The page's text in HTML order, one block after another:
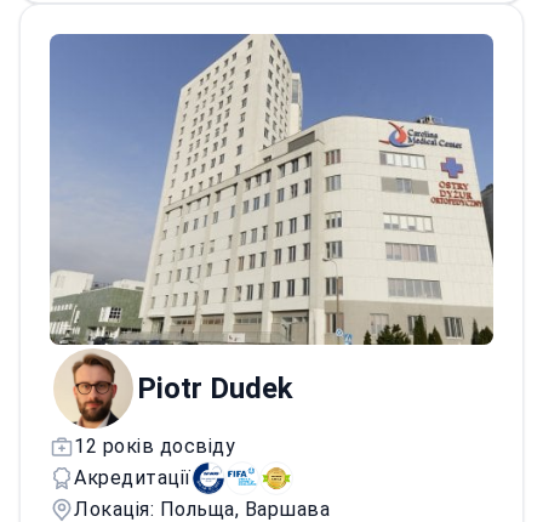
Польською асоціацією імплантології.
Piotr Dudek
12 років досвіду
Акредитації
Локація: Польща, Варшава